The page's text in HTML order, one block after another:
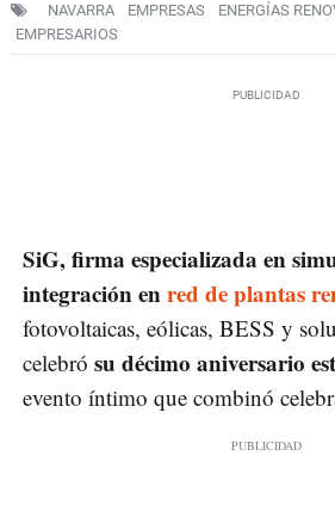
NAVARRA EMPRESAS ENERGÍAS
EMPRESARIOS
SiG, firma especializada en
integración enred de plantas
fotovoltaicas, eólicas, BESS y
celebró su décimo aniversario
evento íntimo que combinó